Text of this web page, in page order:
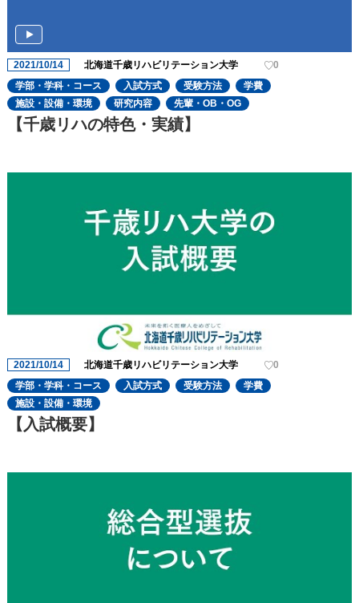
2021/10/14 北海道千歳リハビリテーション大学
0
学部・学科・コース
入試方式 受験方法
学費
施設・設備・環境
研究内容 先輩・OB・OG
【千歳リハの特色・実績】
2021/10/14 北海道千歳リハビリテーション大学
0
学部・学科・コース
入試方式 受験方法
学費
施設・設備・環境
【入試概要】